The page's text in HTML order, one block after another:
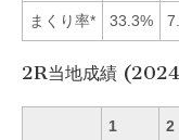
まくり率* 33.3%
2R当地成績
1 2